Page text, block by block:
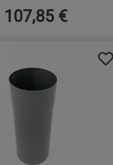
107,85 €